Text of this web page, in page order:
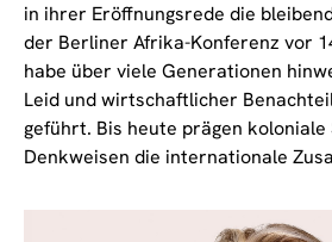
in ihrer Eröffnungsrede die
der Berliner Afrika-Konferenz vor
habe über viele Generationen
Leid und wirtschaftlicher
geführt. Bis heute prägen
Denkweisen die internationale